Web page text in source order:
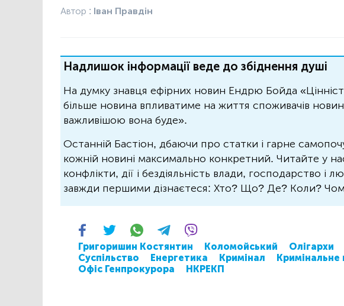
Автор : Іван Правдін
Надлишок інформації веде до збіднення душі
На думку знавця ефірних новин Ендрю Бойда
більше новина впливатиме на життя споживачів
важливішою вона буде».
Останній Бастіон, дбаючи про статки і гарне
кожній новині максимально конкретний. Читайте у
конфлікти, дії і бездіяльність влади, господарство і
завжди першими дізнаєтеся: Хто? Що? Де? Коли?
Григоришин Костянтин Коломойський Олігархи
Суспільство
Енергетика Кримінал
Офіс Генпрокурора
НКРЕКП